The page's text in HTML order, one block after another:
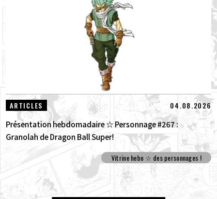
ARTICLES 04.08.2026
Présentation hebdomadaire ☆ Personnage #267 :
Granolah de Dragon Ball Super!
Vitrine hebo ☆ des personnages !